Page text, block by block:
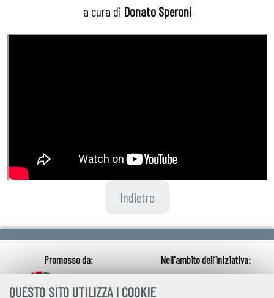
QUESTO SITO UTILIZZA I COOKIE
a cura di Donato Speroni
Indietro